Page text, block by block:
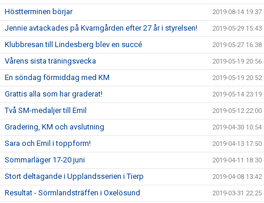
Höstterminen börjar 2019-08-14 19:37
Jennie avtackades på Kvarngården efter 27 år i styrelsen! 2019-05-29 15:43
Klubbresan till Lindesberg blev en succé 2019-05-27 16:38
Vårens sista träningsvecka 2019-05-19 20:56
En söndag förmiddag med KM 2019-05-19 20:52
Grattis alla som har graderat! 2019-05-14 23:19
Två SM-medaljer till Emil 2019-05-12 22:00
Gradering, KM och avslutning 2019-04-30 10:54
Sara och Emil i toppform! 2019-04-13 17:50
Sommarläger 17-20 juni 2019-04-11 18:30
Stort deltagande i Upplandsserien i Tierp 2019-04-08 13:42
Resultat - Sörmlandsträffen i Oxelösund 2019-03-31 22:25